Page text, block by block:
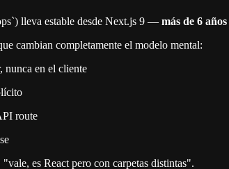
lleva estable desde Next.js 9 — más de 6
cambian completamente el modelo mental:
nunca en el cliente
route
es React pero con carpetas distintas".